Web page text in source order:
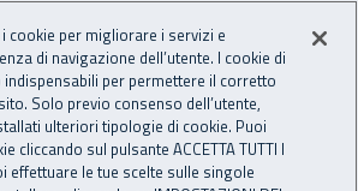
Nazionale
OPENDATA Apri cerca
principale
in:
infortuni sul lavoro con cadenza
cookie per migliorare i servizi e
di navigazione dell’utente. I cookie di
per permettere il corretto
Solo previo consenso dell’utente,
ulteriori tipologie di cookie. Puoi
cliccando sul pulsante ACCETTA TUTTI I
effettuare le tue scelte sulle singole